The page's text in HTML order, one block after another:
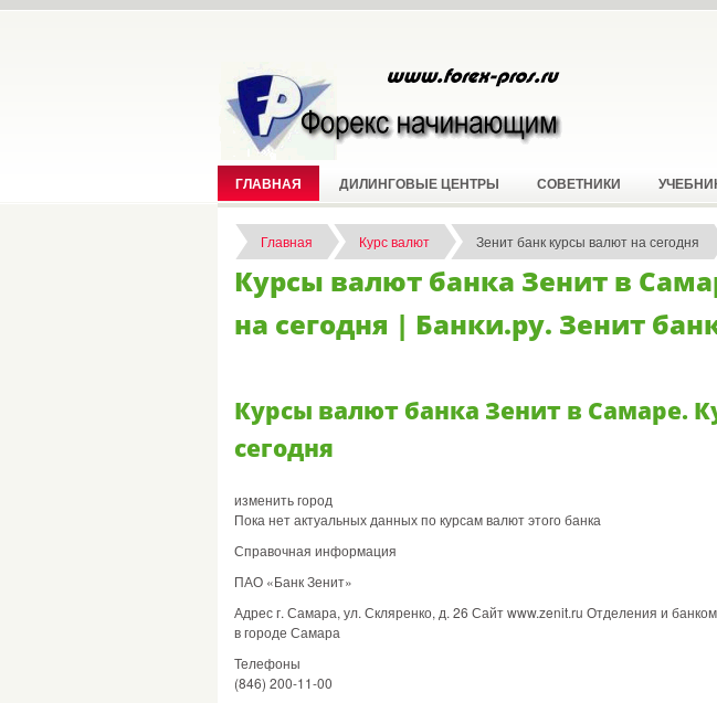
ГЛАВНАЯ ДИЛИНГОВЫЕ ЦЕНТРЫ СОВЕТНИКИ
Главная Курс валют Зенит банк курсы валют на сегодня
Курсы валют банка Зенит в
на сегодня | Банки.ру. Зенит
Курсы валют банка Зенит в Самаре.
сегодня
изменить город
Пока нет актуальных данных по курсам валют этого банка
Справочная информация
ПАО «Банк Зенит»
Адрес г. Самара, ул. Скляренко, д. 26 Сайт www.zenit.ru Отделения и
в городе Самара
Телефоны
(846) 200-11-00